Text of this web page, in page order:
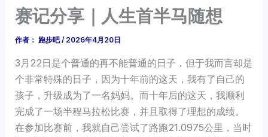
赛记分享｜人生首半马随想
作者： 跑步吧/ 2026年4月20日
3月22日是个普通的再不能普通的日子，但于我而言却是
个非常特殊的日子，因为十年前的这天，我有了自己的
孩子，升级成为了一名妈妈。而十年后的这天，我顺利
完成了一场半程马拉松比赛，并且取得了理想的成绩。
在参加比赛前，我就自己尝试了路跑21.0975公里，当时